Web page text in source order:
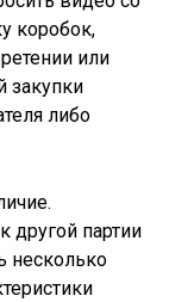
коробок,
или
закупки
либо
другой партии
несколько